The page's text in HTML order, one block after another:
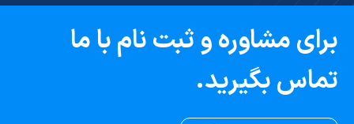
برای مشاوره و ثبت نام با ما
تماس بگیرید.